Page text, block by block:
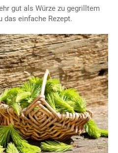
gut als Würze zu gegrilltem
das einfache Rezept.